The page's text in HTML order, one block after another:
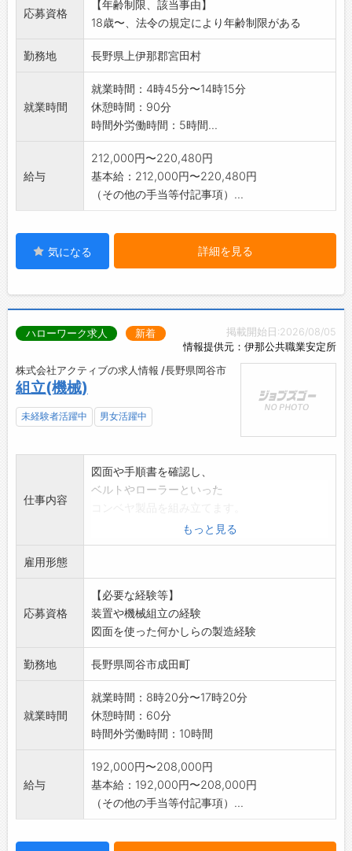
業です。
変更範囲:変更なし
応募資格
【年齢制限、該当事由】
18歳〜、法令の規定により年齢制限がある
勤務地 長野県上伊那郡宮田村
就業時間
就業時間：4時45分〜14時15分
休憩時間：90分
時間外労働時間：5時間...
給与
212,000円〜220,480円
基本給：212,000円〜220,480円
（その他の手当等付記事項）...
気になる 詳細を見る
掲載開始日:2026/08/05
情報提供元：伊那公共職業安定所
ハローワーク求人 新着
株式会社アクティブの求人情報 /長野県岡谷市
組立(機械)
未経験者活躍中 男女活躍中
仕事内容
図面や手順書を確認し、
ベルトやローラーといった
ライン作業ではなく、ひとりひとり個別で
作業していただくお仕事です。
もっと見る
雇用形態
応募資格
【必要な経験等】
装置や機械組立の経験
図面を使った何かしらの製造経験
勤務地 長野県岡谷市成田町
就業時間
就業時間：8時20分〜17時20分
休憩時間：60分
時間外労働時間：10時間
給与
192,000円〜208,000円
基本給：192,000円〜208,000円
（その他の手当等付記事項）...